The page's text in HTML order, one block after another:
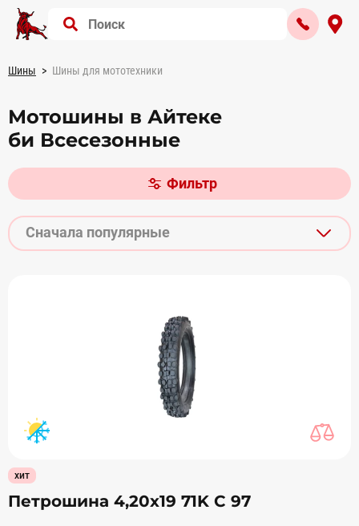
Шины Шины для мототехники
Мотошины в Айтеке
би Всесезонные
Фильтр
Сначала популярные
хит
Петрошина 4,20х19 71K С 97